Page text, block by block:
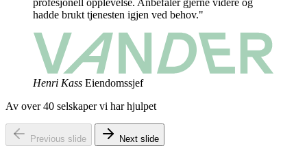
profesjonell opplevelse. Anbefaler gjerne videre og
hadde brukt tjenesten igjen ved behov."
Henri Kass Eiendomssjef
Av over 40 selskaper vi har hjulpet
Previous slide Next slide